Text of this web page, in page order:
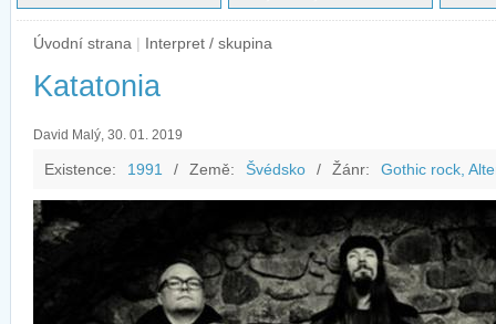
Úvodní strana | Interpret / skupina
Katatonia
David Malý, 30. 01. 2019
Existence: 1991 / Země: Švédsko / Žánr: Gothic rock,